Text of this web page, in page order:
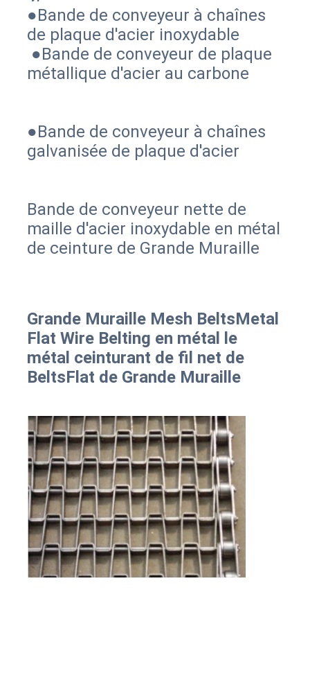
●Bande de conveyeur à chaînes
métallique d'acier au carbone
●Bande de conveyeur à chaînes
galvanisée de plaque d'acier
Bande de conveyeur nette de
maille d'acier inoxydable en métal
de ceinture de Grande Muraille
Grande Muraille Mesh BeltsMetal
Flat Wire Belting en métal le
métal ceinturant de fil net de
BeltsFlat de Grande Muraille